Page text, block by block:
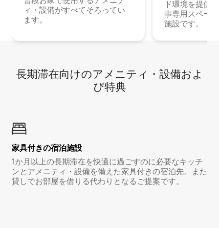
ィ・設備がすべてそろってい
ます。
ド環境を提供
事専用スペー
施設です。
長期滞在向け⁠のア⁠メ⁠ニ⁠テ⁠ィ⁠・設⁠備⁠およ
び特⁠典
家具付き⁠の宿⁠泊⁠施⁠設
1か月以上の長期滞在を快適に過ごすのに必要なキッチ
ンとアメニティ・設備を備えた家具付きの宿泊先。また
貸しでお部屋を借りる代わりとなるご提案です。